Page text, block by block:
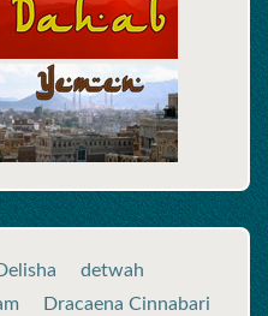
detwah
Dracaena Cinnabari